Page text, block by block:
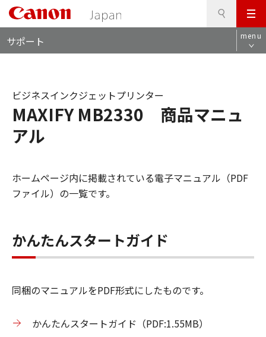
メ
ニ
ュ
サポート menu
MAXIFY MB2330 商品マニュ
アル
ビジネスインクジェットプリンター
ホームページ内に掲載されている電子マニュアル（PDF
ファイル）の一覧です。
かんたんスタートガイド
同梱のマニュアルをPDF形式にしたものです。
かんたんスタートガイド（PDF:1.55MB）